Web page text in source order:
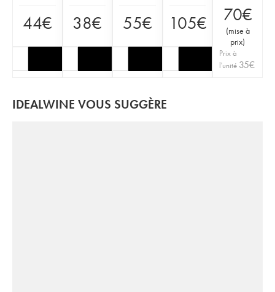
44€ 38€ 55€ 105€ 70€
(mise à
prix)
Prix à
l'unité 35€
IDEALWINE VOUS SUGGÈRE